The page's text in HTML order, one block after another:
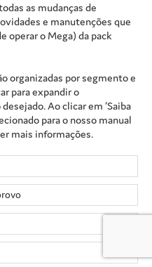
as mudanças de
e manutenções que
operar o Mega) da pack
organizadas por segmento e
para expandir o
Ao clicar em ‘Saiba
para o nosso manual
mais informações.